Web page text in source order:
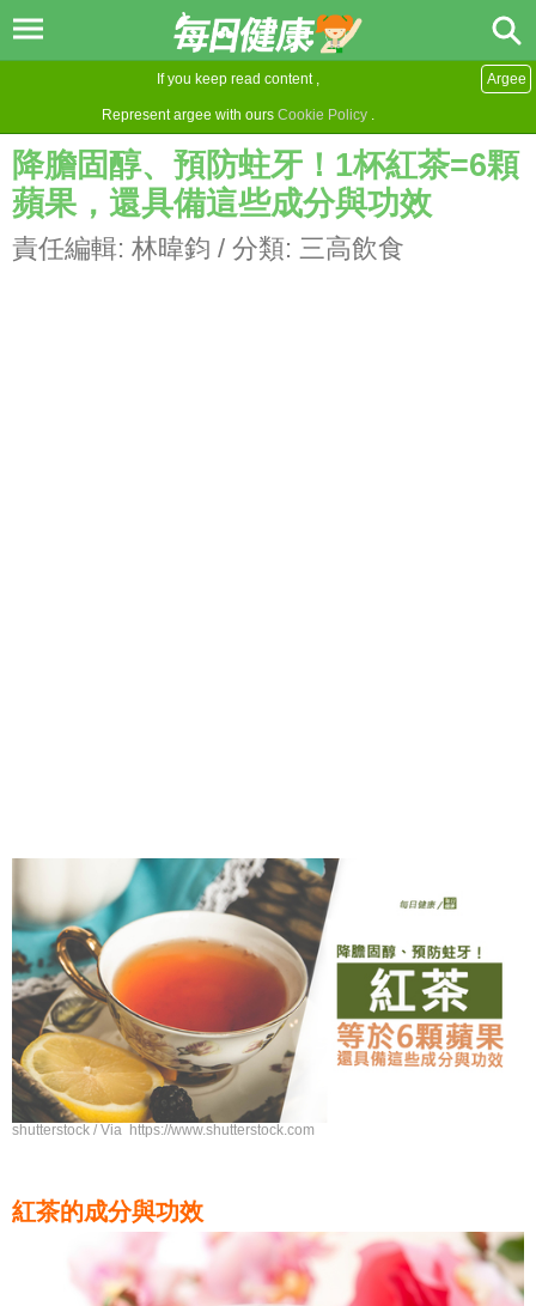
If you keep read content ,
Represent argee with ours Cookie Policy .
Argee
降膽固醇、預防蛀牙！1杯紅茶=6顆
蘋果，還具備這些成分與功效
責任編輯: 林暐鈞 / 分類: 三高飲食
shutterstock / Via https://www.shutterstock.com
紅茶的成分與功效